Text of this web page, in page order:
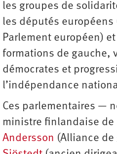
les groupes de
les députés européens
Parlement européen)
formations de gauche,
démocrates et
l’indépendance
Ces parlementaires —
ministre finlandaise de
Andersson (Alliance de